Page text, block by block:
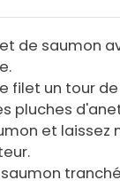
de saumon
filet un tour
pluches
et laissez